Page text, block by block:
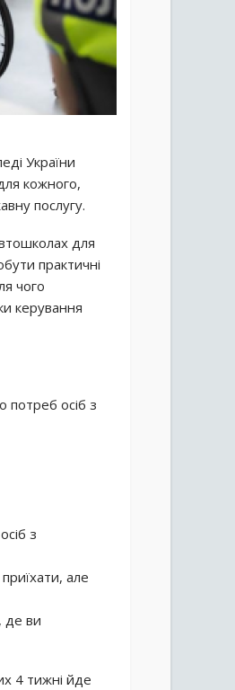
України
кожного,
послугу.
для
практичні
чого
керування
потреб осіб з
з
але
де ви
4 тижні йде